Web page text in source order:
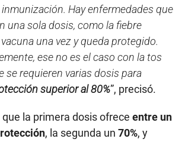
Hay enfermedades que
una sola dosis, como la fiebre
una vez y queda protegido.
ese no es el caso con la tos
se requieren varias dosis para
superior al 80%”, precisó.
la primera dosis ofrece entre un
, la segunda un 70%, y